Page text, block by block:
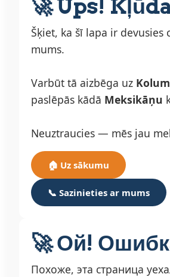
🚀 Ups!
Šķiet, ka šī lapa ir devusies
mums.
Varbūt tā aizbēga uz
paslēpās kādā Meksikāņu
Neuztraucies — mēs jau
🏠 Uz sākumu
📞 Sazinieties ar mums
🚀 Ой!
Похоже, эта страница